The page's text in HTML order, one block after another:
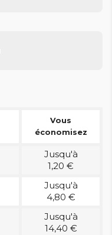
Vous
économisez
Jusqu'à
1,20 €
Jusqu'à
4,80 €
Jusqu'à
14,40 €